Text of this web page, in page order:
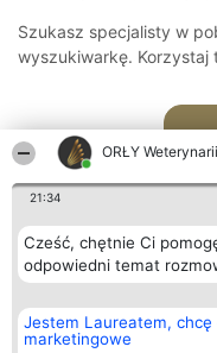
ORŁY Weterynarii
21:34
Cześć, chętnie Ci
odpowiedni temat
Jestem Laureatem, chcę
marketingowe
Szukasz specjalisty w
wyszukiwarkę. Korzystaj
Organizator plebiscytu
Bright Side Solutions sp. z o.
o. sp. k.